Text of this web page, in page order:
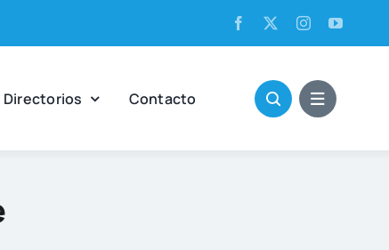
Direc­to­rios Con­tac­to